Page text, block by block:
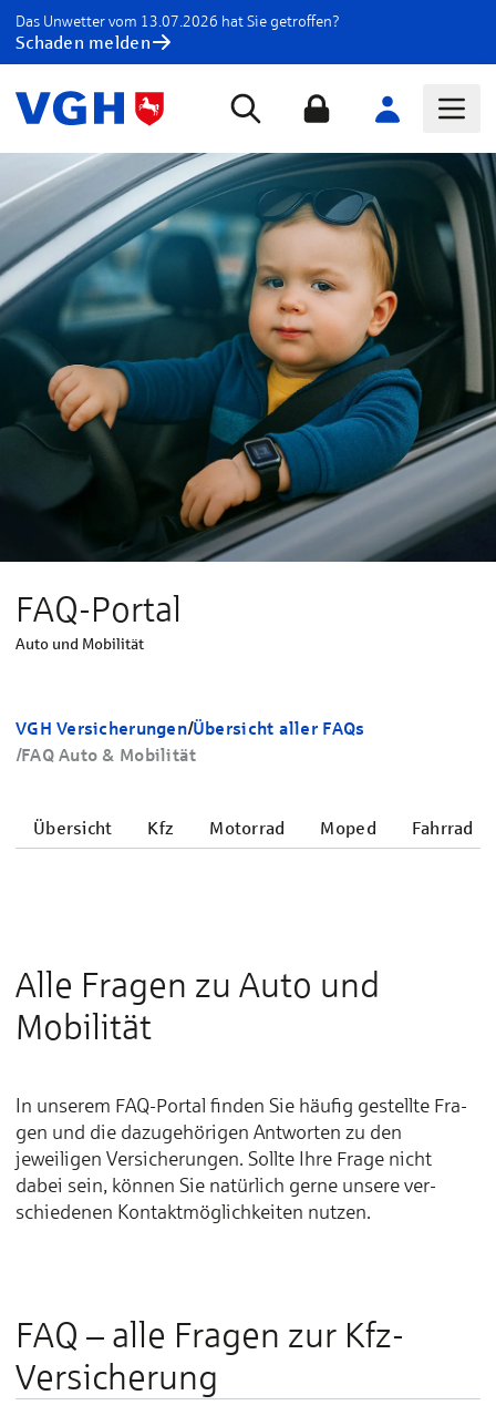
Das Unwetter vom 13.07.2026 hat Sie getroffen?
Schaden melden
FAQ-Portal
Auto und Mobilität
VGH Versicherungen/Übersicht aller FAQs
/FAQ Auto & Mobilität
Übersicht Kfz Motorrad Moped Fahrrad
Alle Fragen zu Auto und
Mobilität
In unserem FAQ-Portal finden Sie häufig ge­stellte Fra­
gen und die dazu­ge­hörigen Ant­worten zu den
jeweiligen Ver­siche­rungen. Sollte Ihre Frage nicht
dabei sein, können Sie natür­lich gerne unsere ver­
schiedenen Kontakt­möglich­keiten nutzen.
FAQ – alle Fragen zur Kfz-
Versicherung